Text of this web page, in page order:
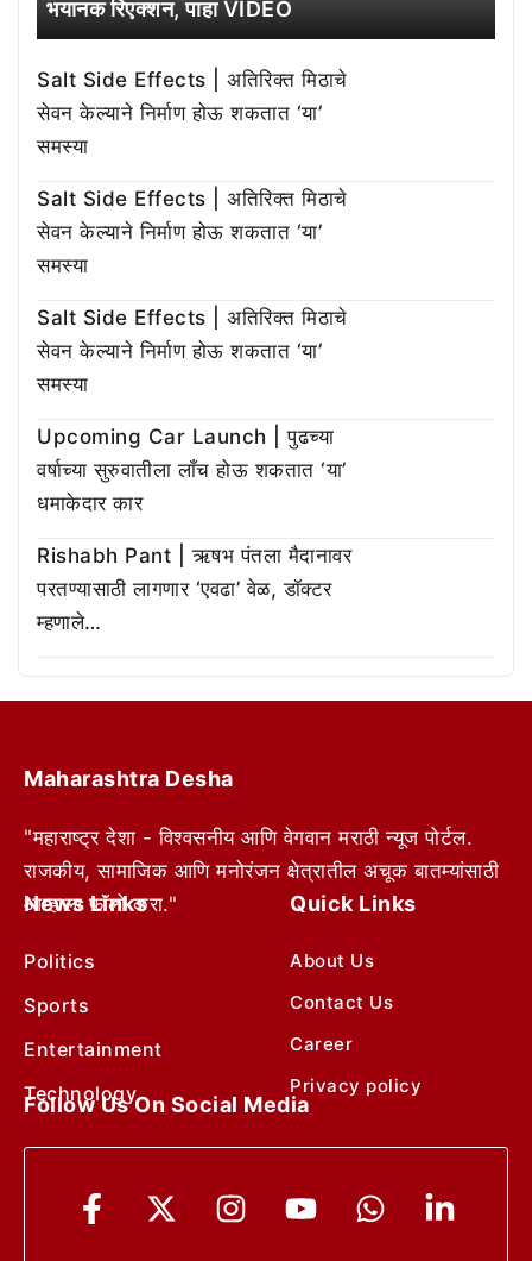
भयानक रिएक्शन, पाहा VIDEO
Salt Side Effects | अतिरिक्त मिठाचे
सेवन केल्याने निर्माण होऊ शकतात ‘या’
समस्या
Salt Side Effects | अतिरिक्त मिठाचे
सेवन केल्याने निर्माण होऊ शकतात ‘या’
समस्या
Salt Side Effects | अतिरिक्त मिठाचे
सेवन केल्याने निर्माण होऊ शकतात ‘या’
समस्या
Upcoming Car Launch | पुढच्या
वर्षाच्या सुरुवातीला लाँच होऊ शकतात ‘या’
धमाकेदार कार
Rishabh Pant | ऋषभ पंतला मैदानावर
परतण्यासाठी लागणार ‘एवढा’ वेळ, डॉक्टर
म्हणाले…
Maharashtra Desha
"महाराष्ट्र देशा - विश्वसनीय आणि वेगवान मराठी न्यूज पोर्टल.
राजकीय, सामाजिक आणि मनोरंजन क्षेत्रातील अचूक बातम्यांसाठी
आम्हाला फॉलो करा."
News Links
Politics
Sports
Entertainment
Technology
Quick Links
About Us
Contact Us
Career
Privacy policy
Follow Us On Social Media